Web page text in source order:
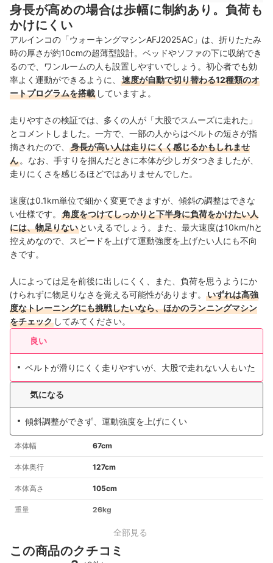
身長が高めの場合は歩幅に制約あり。負荷も
かけにくい
アルインコの「ウォーキングマシンAFJ2025AC」は、折りたたみ
時の厚さが約10cmの超薄型設計。ベッドやソファの下に収納でき
るので、ワンルームの人も設置しやすいでしょう。初心者でも効
率よく運動ができるように、
速度が自動で切り替わる12種類のオ
ートプログラムを搭載 していますよ。
走りやすさの検証では、多くの人が「大股でスムーズに走れた」
とコメントしました。一方で、一部の人からはベルトの短さが指
摘されたので、
身長が高い人は走りにくく感じるかもしれませ
ん 。なお、手すりを掴んだときに本体が少しガタつきましたが、
走りにくさを感じるほどではありませんでした。
速度は0.1km単位で細かく変更できますが、傾斜の調整はできな
い仕様です。
角度をつけてしっかりと下半身に負荷をかけたい人
には、物足りない といえるでしょう。また、最大速度は10km/hと
控えめなので、スピードを上げて運動強度を上げたい人にも不向
きです。
人によっては足を前後に出しにくく、また、負荷を思うようにか
けられずに物足りなさを覚える可能性があります。
いずれは高強
度なトレーニングにも挑戦したいなら、ほかのランニングマシン
をチェック してみてください。
良い
ベルトが滑りにくく走りやすいが、大股で走れない人もいた
気になる
傾斜調整ができず、運動強度を上げにくい
本体幅 67cm
本体奥行 127cm
本体高さ 105cm
重量 26kg
全部見る
この商品のクチコミ